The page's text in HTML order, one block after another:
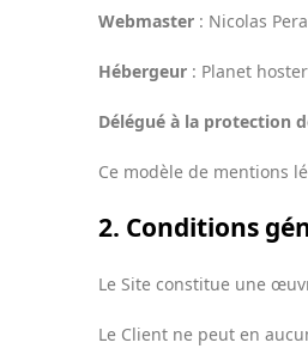
Webmaster : Nicolas
Hébergeur : Planet
Délégué à la protection
Ce modèle de mentions
2. Conditions
Le Site constitue une
Le Client ne peut en